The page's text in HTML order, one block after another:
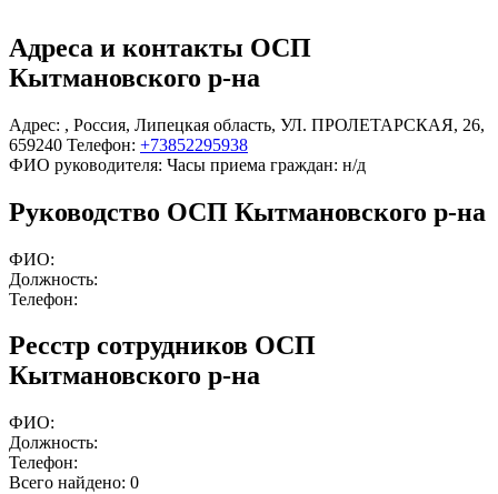
Адреса и контакты ОСП
Кытмановского р-на
Адрес: , Россия, Липецкая область, УЛ. ПРОЛЕТАРСКАЯ, 26,
659240 Телефон: +73852295938
ФИО руководителя: Часы приема граждан: н/д
Руководство ОСП Кытмановского р-на
ФИО:
Должность:
Телефон:
Ресстр сотрудников ОСП
Кытмановского р-на
ФИО:
Должность:
Телефон:
Всего найдено: 0